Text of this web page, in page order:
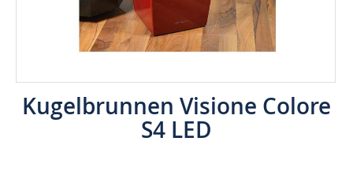
Kugelbrunnen Visione Colore
S4 LED